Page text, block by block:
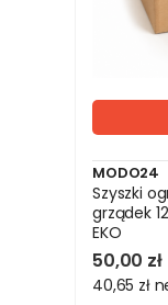
MODO24
Szyszki
grządek
EKO
50,00 zł
40,65 zł